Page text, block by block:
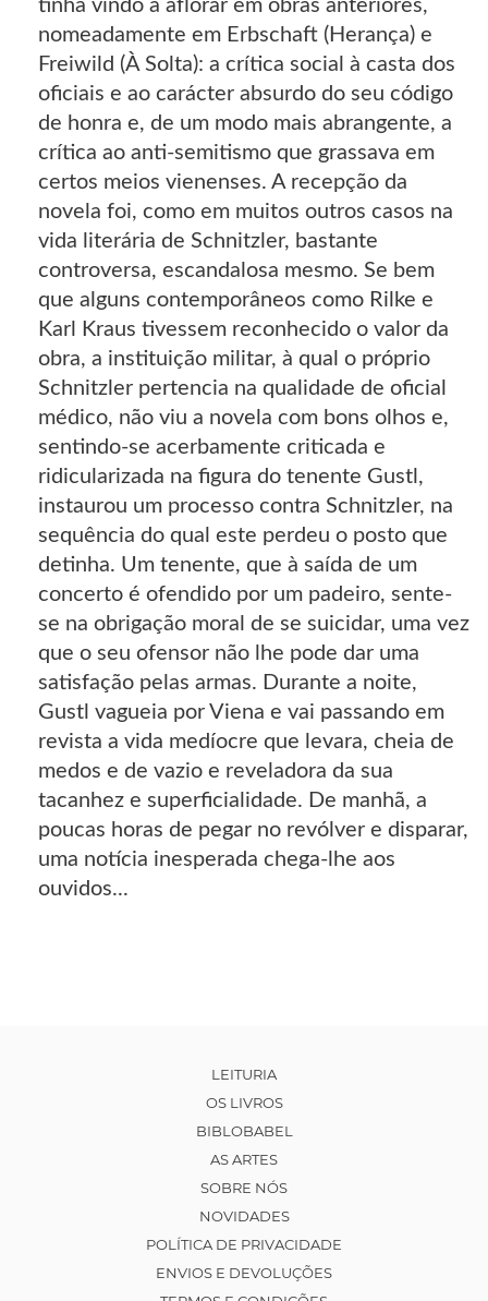
tinha vindo a aflorar em obras anteriores,
nomeadamente em Erbschaft (Herança) e
Freiwild (À Solta): a crítica social à casta dos
oficiais e ao carácter absurdo do seu código
de honra e, de um modo mais abrangente, a
crítica ao anti-semitismo que grassava em
certos meios vienenses. A recepção da
novela foi, como em muitos outros casos na
vida literária de Schnitzler, bastante
controversa, escandalosa mesmo. Se bem
que alguns contemporâneos como Rilke e
Karl Kraus tivessem reconhecido o valor da
obra, a instituição militar, à qual o próprio
Schnitzler pertencia na qualidade de oficial
médico, não viu a novela com bons olhos e,
sentindo-se acerbamente criticada e
ridicularizada na figura do tenente Gustl,
instaurou um processo contra Schnitzler, na
sequência do qual este perdeu o posto que
detinha. Um tenente, que à saída de um
concerto é ofendido por um padeiro, sente-
se na obrigação moral de se suicidar, uma vez
que o seu ofensor não lhe pode dar uma
satisfação pelas armas. Durante a noite,
Gustl vagueia por Viena e vai passando em
revista a vida medíocre que levara, cheia de
medos e de vazio e reveladora da sua
tacanhez e superficialidade. De manhã, a
poucas horas de pegar no revólver e disparar,
uma notícia inesperada chega-lhe aos
ouvidos...
LEITURIA
OS LIVROS
BIBLOBABEL
AS ARTES
SOBRE NÓS
NOVIDADES
POLÍTICA DE PRIVACIDADE
ENVIOS E DEVOLUÇÕES